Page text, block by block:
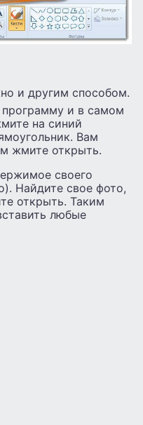
и другим способом.
программу и в самом
на синий
Вам
жмите открыть.
своего
Найдите свое фото,
открыть. Таким
любые